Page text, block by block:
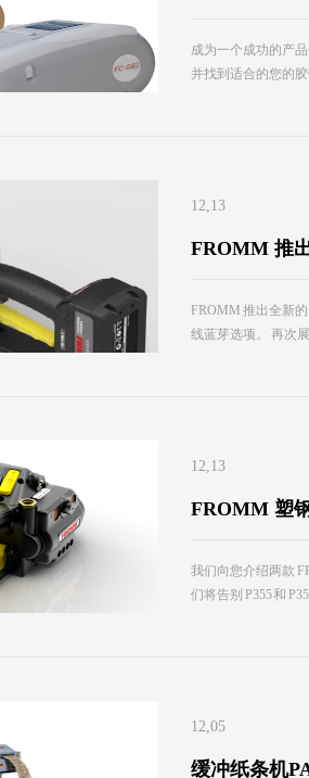
成为一个成功的产
并找到适合的您的
12,13
FROMM 推
FROMM 推出全新
线蓝芽选项。 再次
12,13
FROMM 塑
我们向您介绍两款
们将告别 P355 和
12,05
缓冲纸条机